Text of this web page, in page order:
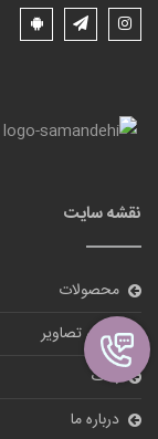
نقشه سایت
محصولات
گالری تصاویر
بلاگ
درباره ما